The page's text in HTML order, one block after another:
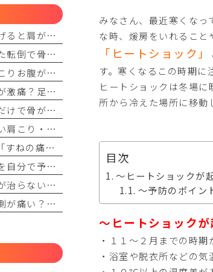
みなさん、最近寒くな
な時、煖房をいれること
「ヒートショック」
す。寒くなるこの時期に
ヒートショックは冬場
所から冷えた場所に移動
目次
～ヒートショックが
～予防のポイン
～ヒートショック
・１１～２月までの時期
・浴室や脱衣所などの
【久留米市】ボールを投げると肩が痛い？野球肩の原因・症状とまつもと整形外科のリハビリ
【久留米市】ちょっとした転倒で骨折？骨粗しょう症と転倒予防の関係を理学療法士が解説！
【久留米市】産後のぽっこりお腹が治らない？原因と理学療法士が教える改善リハビリ
【久留米市】朝の一歩目が激痛？足底腱膜炎の原因・予防策と整形外科でのリハビリ治療を解説！
【久留米市】日を浴びるだけで骨が強くなる？骨粗しょう症予防に欠かせない日光浴の重要性とリハビリのコツ
【久留米市】産後のひどい肩こり・頭痛に悩んでいませんか？理学療法士が教える根本原因とリハビリの重要性
【W杯開幕！】我が子の「すねの痛み」をただの成長痛で終わらせない
【久留米市】骨折リスクを自分で予測？「FRAX」の仕組みとまつもと整形外科での活用法
【久留米市】産後の腰痛が治らない原因は？理学療法士が教える骨盤ケアとリハビリの重要性
【久留米市】手首の小指側が痛い？TFCC損傷（三角線維軟骨複合体損傷）の正しい治療法とリハビリについて